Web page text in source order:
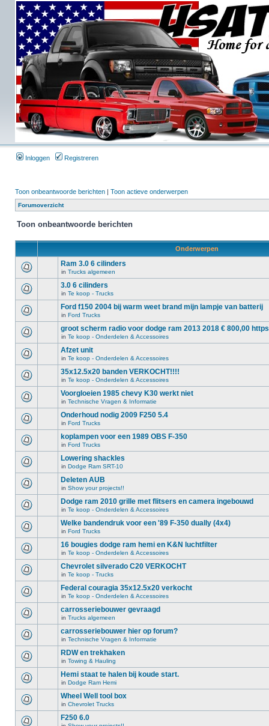
Inloggen Registreren
Toon onbeantwoorde berichten | Toon actieve onderwerpen
Forumoverzicht
Toon onbeantwoorde berichten
Onderwerpen
Ram 3.0 6 cilinders
in Trucks algemeen
3.0 6 cilinders
in Te koop - Trucks
Ford f150 2004 bij warm weet brand mijn lampje van batterij
in Ford Trucks
groot scherm radio voor dodge ram 2013 2018 € 800,00
in Te koop - Onderdelen & Accessoires
Afzet unit
in Te koop - Onderdelen & Accessoires
35x12.5x20 banden VERKOCHT!!!!
in Te koop - Onderdelen & Accessoires
Voorgloeien 1985 chevy K30 werkt niet
in Technische Vragen & Informatie
Onderhoud nodig 2009 F250 5.4
in Ford Trucks
koplampen voor een 1989 OBS F-350
in Ford Trucks
Lowering shackles
in Dodge Ram SRT-10
Deleten AUB
in Show your projects!!
Dodge ram 2010 grille met flitsers en camera ingebouwd
in Te koop - Onderdelen & Accessoires
Welke bandendruk voor een '89 F-350 dually (4x4)
in Ford Trucks
16 bougies dodge ram hemi en K&N luchtfilter
in Te koop - Onderdelen & Accessoires
Chevrolet silverado C20 VERKOCHT
in Te koop - Trucks
Federal couragia 35x12.5x20 verkocht
in Te koop - Onderdelen & Accessoires
carrosseriebouwer gevraagd
in Trucks algemeen
carrosseriebouwer hier op forum?
in Technische Vragen & Informatie
RDW en trekhaken
in Towing & Hauling
Hemi staat te halen bij koude start.
in Dodge Ram Hemi
Wheel Well tool box
in Chevrolet Trucks
F250 6.0